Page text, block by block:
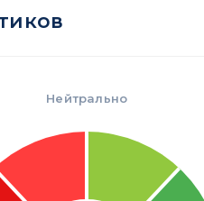
Нейтрально